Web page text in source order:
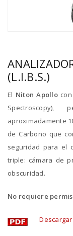
(L.I.B.S.)
El Niton Apollocon
aproximadamente
de Carbono que
seguridad para el
triple: cámara de
obscuridad.
No requiere